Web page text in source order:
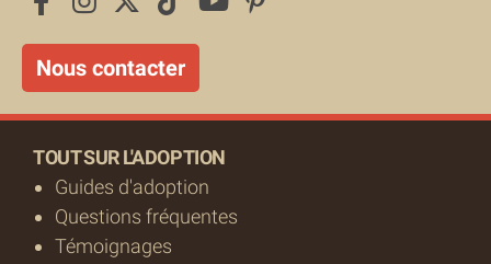
Nous contacter
TOUT SUR L'ADOPTION
Guides d'adoption
Questions fréquentes
Témoignages